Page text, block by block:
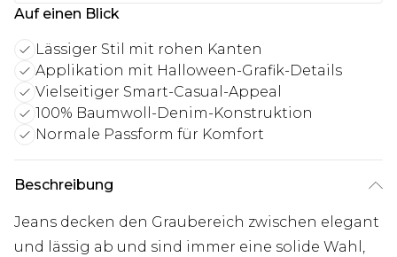
Auf einen Blick
Lässiger Stil mit rohen Kanten
Applikation mit Halloween-Grafik-Details
Vielseitiger Smart-Casual-Appeal
100% Baumwoll-Denim-Konstruktion
Normale Passform für Komfort
Beschreibung
Jeans decken den Graubereich zwischen elegant
und lässig ab und sind immer eine solide Wahl,